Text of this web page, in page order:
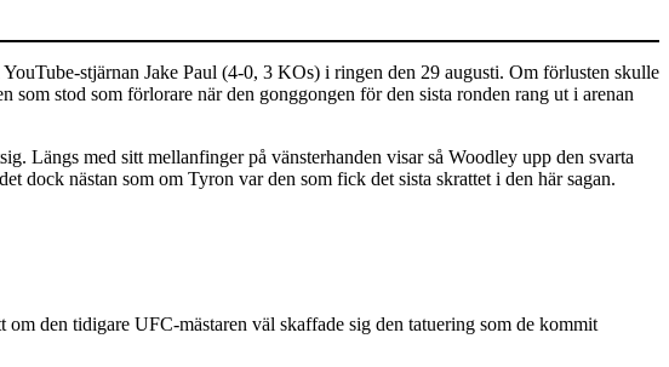
stjärnan Jake Paul (4-0, 3 KOs) i ringen den 29 augusti. Om förlusten skulle
stod som förlorare när den gonggongen för den sista ronden rang ut i arenan
Längs med sitt mellanfinger på vänsterhanden visar så Woodley upp den svarta
dock nästan som om Tyron var den som fick det sista skrattet i den här sagan.
den tidigare UFC-mästaren väl skaffade sig den tatuering som de kommit